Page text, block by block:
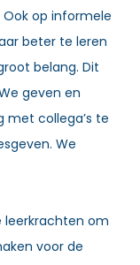
op informele
beter te leren
belang. Dit
geven en
met collega’s te
We
leerkrachten om
voor de